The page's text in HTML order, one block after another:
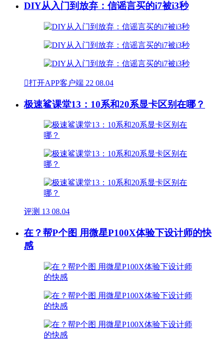
DIY从入门到放弃：信谣言买的i7被i3秒
打开APP客户端 22 08.04
极速鲨课堂13：10系和20系显卡区别在哪？
评测 13 08.04
在？帮P个图 用微星P100X体验下设计师的快
感